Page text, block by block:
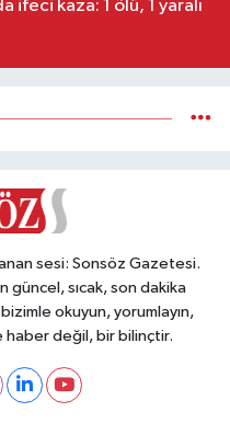
ifeci kaza: 1 ölü, 1 yaralı
sesi: Sonsöz Gazetesi.
güncel, sıcak, son dakika
okuyun, yorumlayın,
haber değil, bir bilinçtir.